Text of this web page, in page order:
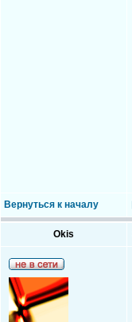
Вернуться к началу
Okis